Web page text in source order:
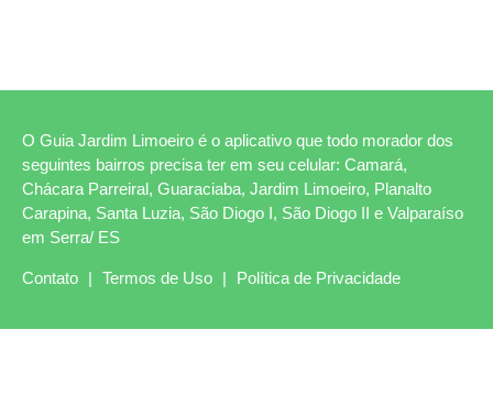
O Guia Jardim Limoeiro é o aplicativo que todo morador dos
seguintes bairros precisa ter em seu celular: Camará,
Chácara Parreiral, Guaraciaba, Jardim Limoeiro, Planalto
Carapina, Santa Luzia, São Diogo I, São Diogo II e Valparaíso
em Serra/ ES
Contato | Termos de Uso | Política de Privacidade